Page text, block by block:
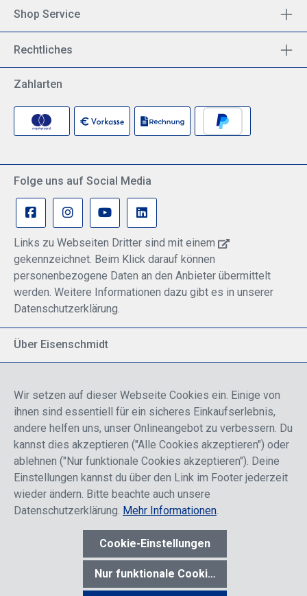
Shop Service
Rechtliches
Zahlarten
Folge uns auf Social Media
Links zu Webseiten Dritter sind mit einem
gekennzeichnet. Beim Klick darauf können
personenbezogene Daten an den Anbieter übermittelt
werden. Weitere Informationen dazu gibt es in unserer
Datenschutzerklärung.
Über Eisenschmidt
Breite Palette von Luftfahrtprodukten
Fokus auf Pilotenausbildung
Sicher einkaufen
* Alle Preise sind einschließlich der Rabatte, die je nach Login,
entweder für Endkunden oder Händler gelten und inklusive
gesetzl. Mehrwertsteuer zzgl.Versandkostenwenn nicht anders
angegeben.
Wir setzen auf dieser Webseite Cookies ein. Einige von
ihnen sind essentiell für ein sicheres Einkaufserlebnis,
andere helfen uns, unser Onlineangebot zu verbessern. Du
kannst dies akzeptieren ("Alle Cookies akzeptieren") oder
ablehnen ("Nur funktionale Cookies akzeptieren"). Deine
Einstellungen kannst du über den Link im Footer jederzeit
wieder ändern. Bitte beachte auch unsere
Datenschutzerklärung. Mehr Informationen.
Cookie-Einstellungen
Nur funktionale Cookies akzeptieren